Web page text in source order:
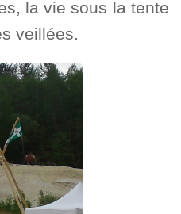
la vie sous la tente
veillées.